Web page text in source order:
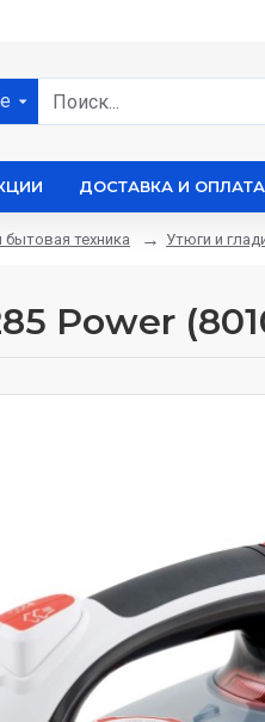
ДОСТАВКА И ОПЛАТА
техника Утюги и
Power